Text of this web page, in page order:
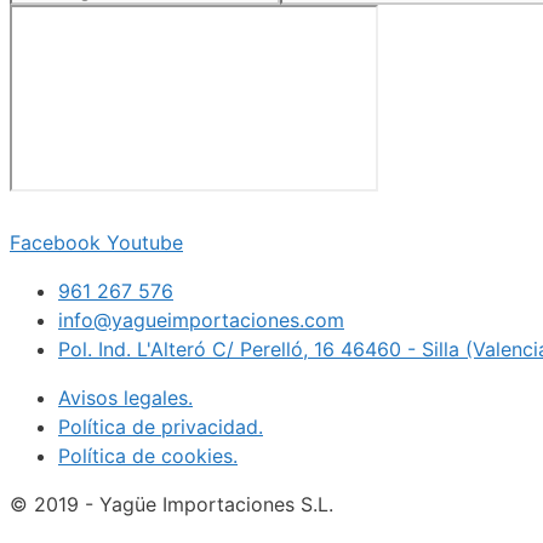
Facebook Youtube
961 267 576
info@yagueimportaciones.com
Pol. Ind. L'Alteró C/ Perelló, 16 46460 - Silla
Avisos legales.
Política de privacidad.
Política de cookies.
© 2019 - Yagüe Importaciones S.L.